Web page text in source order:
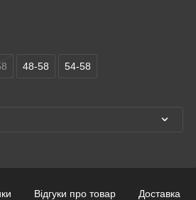
48-58 54-58
Відгуки про товар Доставка